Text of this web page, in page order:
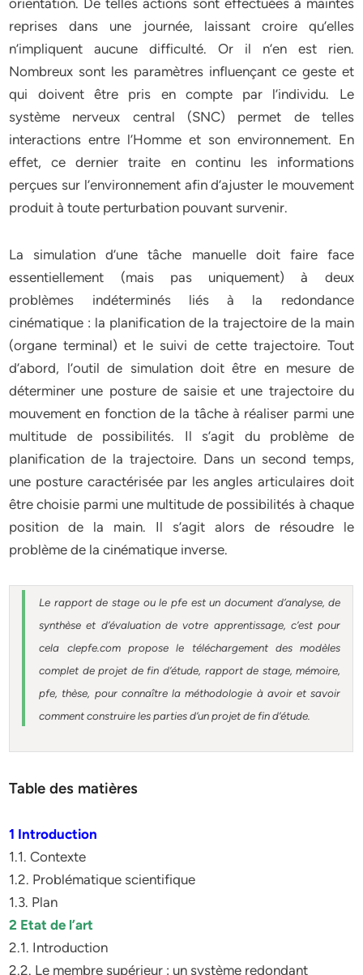
orientation. De telles actions sont effectuées à maintes
reprises dans une journée, laissant croire qu’elles
n’impliquent aucune difficulté. Or il n’en est rien.
Nombreux sont les paramètres influençant ce geste et
qui doivent être pris en compte par l’individu. Le
système nerveux central (SNC) permet de telles
interactions entre l’Homme et son environnement. En
effet, ce dernier traite en continu les informations
perçues sur l’environnement afin d’ajuster le mouvement
produit à toute perturbation pouvant survenir.
La simulation d’une tâche manuelle doit faire face
essentiellement (mais pas uniquement) à deux
problèmes indéterminés liés à la redondance
cinématique : la planification de la trajectoire de la main
(organe terminal) et le suivi de cette trajectoire. Tout
d’abord, l’outil de simulation doit être en mesure de
déterminer une posture de saisie et une trajectoire du
mouvement en fonction de la tâche à réaliser parmi une
multitude de possibilités. Il s’agit du problème de
planification de la trajectoire. Dans un second temps,
une posture caractérisée par les angles articulaires doit
être choisie parmi une multitude de possibilités à chaque
position de la main. Il s’agit alors de résoudre le
problème de la cinématique inverse.
Le rapport de stage ou le pfe est un document d’analyse, de
synthèse et d’évaluation de votre apprentissage, c’est pour
cela clepfe.com propose le téléchargement des modèles
complet de projet de fin d’étude, rapport de stage, mémoire,
pfe, thèse, pour connaître la méthodologie à avoir et savoir
comment construire les parties d’un projet de fin d’étude.
Table des matières
1 Introduction
1.1. Contexte
1.2. Problématique scientifique
1.3. Plan
2 Etat de l’art
2.1. Introduction
2.2. Le membre supérieur : un système redondant